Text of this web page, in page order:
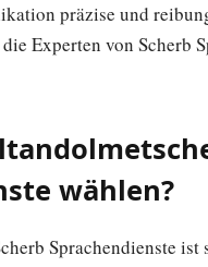
präzise und
Experten von Scherb
wählen?
Sprachendienste